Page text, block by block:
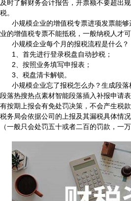
及时了解财务会计报告，开票额不要超出
税。
小规模企业的增值税专票进项发票能
业的增值税专票不能抵税，一般纳税人才
小规模企业每个月的报税流程是什么？
1 、首先进行登录税盘自动抄税；
2、按照业务填写申报表；
3、税盘清卡解锁。
小规模企业忘了报税怎么办？生成段
段落热搜热点素材智能段落插入补报申请
有按期上报会有免处罚决策，不会产生税
税务局会依据公司的上报及其漏税具体情
（一般只会处罚五十或者二百的罚款，一